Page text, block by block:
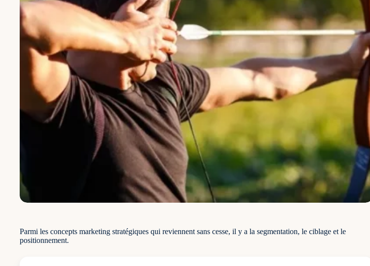
Parmi les concepts marketing stratégiques qui reviennent sans cesse, il y a la segmentation, le ciblage et le
positionnement.